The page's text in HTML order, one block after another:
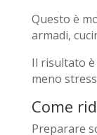
Questo è
armadi,
Il risultato
meno
Come
Preparare